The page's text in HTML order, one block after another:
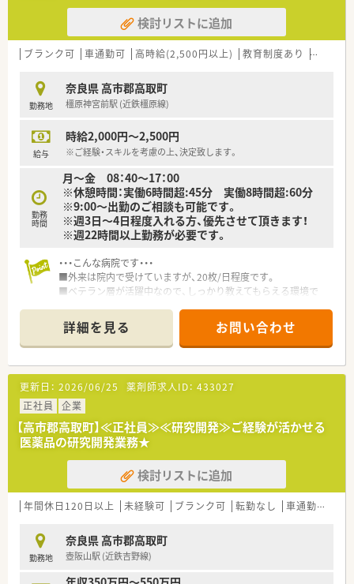
検討リストに追加
ブランク可 車通勤可 高時給(2,500円以上) 教育制度あり シフト制
勤務地
奈良県 高市郡高取町
橿原神宮前駅 (近鉄橿原線)
給与
時給2,000円～2,500円
※ご経験・スキルを考慮の上、決定致します。
勤務
時間
月～金 08：40～17：00
※休憩時間：実働6時間超:45分 実働8時間超:60分
※9:00～出勤のご相談も可能です。
※週3日～4日程度入れる方、優先させて頂きます！
※週22時間以上勤務が必要です。
・・・こんな病院です・・・
■外来は院内で受けていますが、20枚/日程度です。
■ベテラン層が活躍中なので、しっかり教えてもらえる環境で
・・・こんな方におすすめ！・・・
■未経験・ブランクがあり、お仕事に不安な気持ちをお持ちの方
（ベテラン薬剤師さんが優しくサポートしてくれます！）
■お子様の送迎などの関係で時間制約がある方
■ご経験を活かして時給UPを叶えたい方！
詳細を見る お問い合わせ
更新日： 2026/06/25 薬剤師求人ID： 433027
正社員
企業
【高市郡高取町】≪正社員≫≪研究開発≫ご経験が活かせる
医薬品の研究開発業務★
検討リストに追加
年間休日120日以上 未経験可 ブランク可 転勤なし 車通勤可
勤務地
奈良県 高市郡高取町
壺阪山駅 (近鉄吉野線)